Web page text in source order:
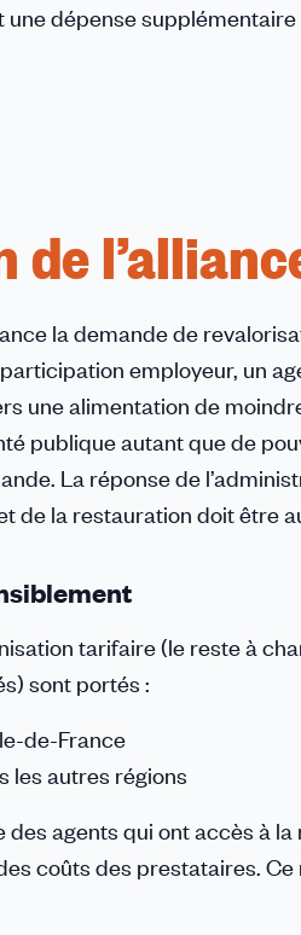
dépense
de
la demande de
employeur, un
une alimentation de
publique autant que de
La réponse de
de la restauration doit être
tarifaire (le reste à
sont portés :
de-France
les autres régions
des agents qui ont accès à
coûts des prestataires. Ce